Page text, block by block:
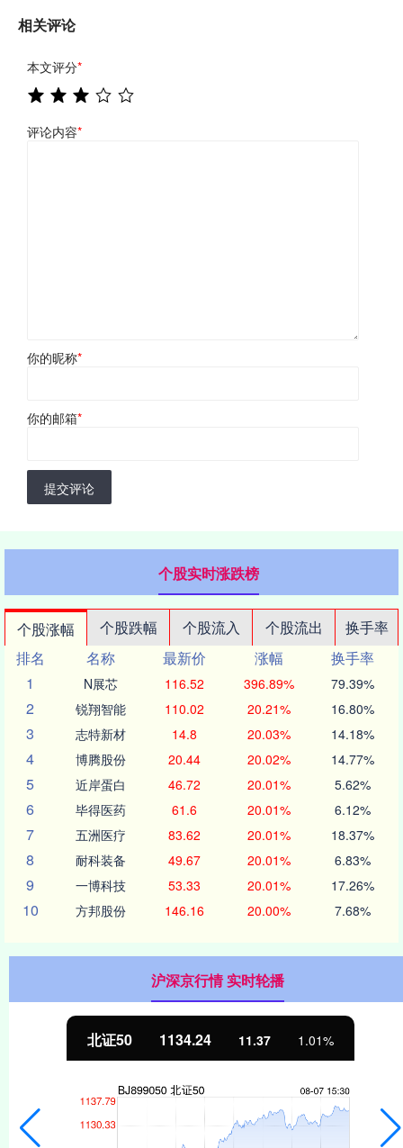
相关评论
本文评分*
评论内容*
你的昵称*
你的邮箱*
提交评论
个股实时涨跌榜
个股涨幅 个股跌幅 个股流入 个股流出
换手率
排名
名称 最新价 涨幅
换手率
1
N展芯 116.52 396.89% 79.39%
2 锐翔智能 110.02 20.21% 16.80%
3 志特新材 14.8 20.03% 14.18%
4 博腾股份 20.44 20.02% 14.77%
5 近岸蛋白 46.72 20.01% 5.62%
6 毕得医药 61.6 20.01% 6.12%
7 五洲医疗 83.62 20.01% 18.37%
8 耐科装备 49.67 20.01% 6.83%
9 一博科技 53.33 20.01% 17.26%
10 方邦股份 146.16 20.00% 7.68%
沪深京行情 实时轮播
北证50 1134.24 11.37 1.01%